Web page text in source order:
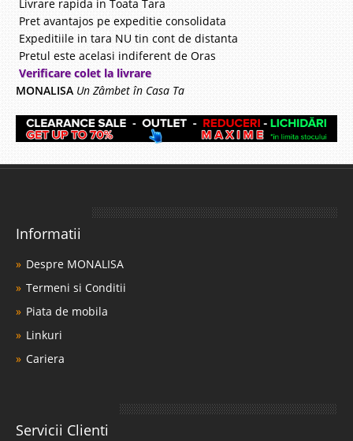
Livrare rapida in Toata Tara
Pret avantajos pe expeditie consolidata
Expeditiile in tara NU tin cont de distanta
Pretul este acelasi indiferent de Oras
Verificare colet la livrare
MONALISA Un Zâmbet în Casa Ta
Informatii
Despre MONALISA
Termeni si Conditii
Piata de mobila
Linkuri
Cariera
Servicii Clienti